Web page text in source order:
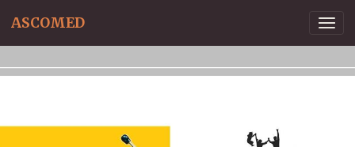
ASCOMED